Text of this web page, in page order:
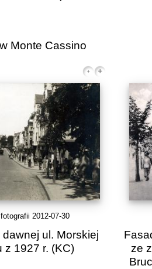
Monte Cassino
2012-07-30
ul. Morskiej
z 1927 r. (KC)
ze